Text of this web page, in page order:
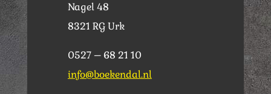
Nagel 48
8321 RG Urk
0527 – 68 21 10
info@boekendal.nl